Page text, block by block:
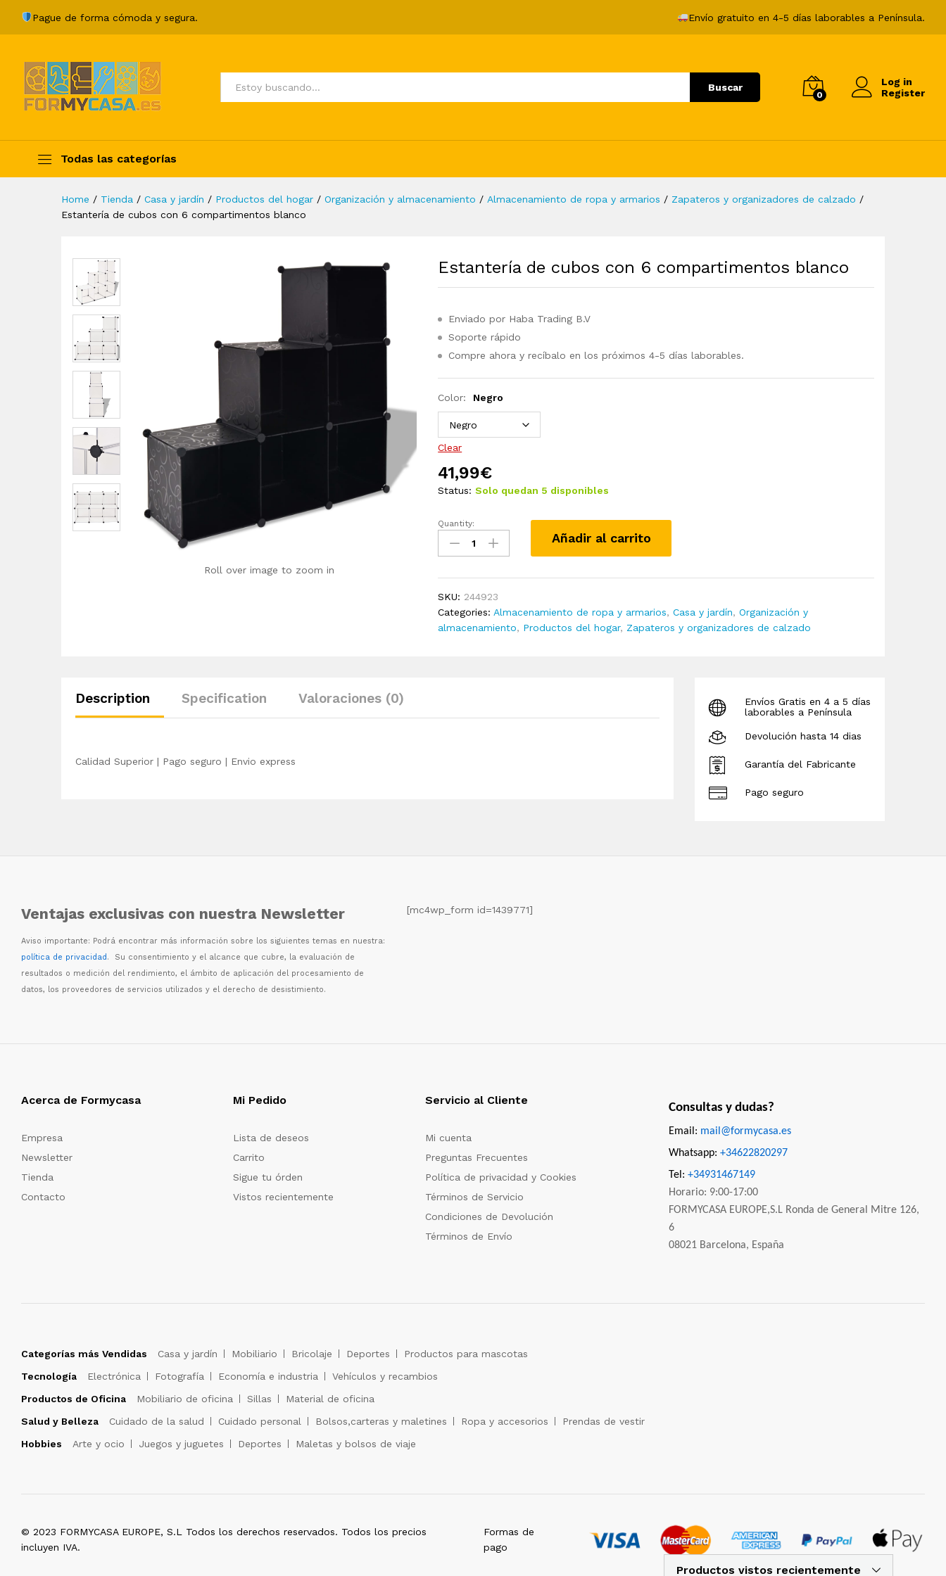
Pague de forma cómoda y segura. Envío gratuito en 4-5 días laborables a Península.
Todos Buscar
0
Log in
Register
Todas las categorías
Home / Tienda / Casa y jardín / Productos del hogar / Organización y almacenamiento / Almacenamiento de ropa y armarios / Zapateros y organizadores de calzado /
Estantería de cubos con 6 compartimentos blanco
Roll over image to zoom in
Estantería de cubos con 6 compartimentos blanco
Enviado por Haba Trading B.V
Soporte rápido
Compre ahora y recíbalo en los próximos 4-5 días laborables.
Color: Negro
Clear
41,99€
Status: Solo quedan 5 disponibles
Estantería
cubos
compartimentos
blanco
quantity
Quantity:
Añadir al carrito
SKU: 244923
Categories: Almacenamiento de ropa y armarios,Casa y jardín,Organización y
almacenamiento, Productos del hogar, Zapateros y organizadores de calzado
Description Specification Valoraciones (0)
Calidad Superior | Pago seguro | Envio express
Envíos Gratis en 4 a 5 días
laborables a Península
Devolución hasta 14 dias
Garantía del Fabricante
Pago seguro
Productos vistos recientemente
Ventajas exclusivas con nuestra Newsletter
Aviso importante: Podrá encontrar más información sobre los siguientes temas en nuestra:
política de privacidad. Su consentimiento y el alcance que cubre, la evaluación de
resultados o medición del rendimiento, el ámbito de aplicación del procesamiento de
datos, los proveedores de servicios utilizados y el derecho de desistimiento.
[mc4wp_form id=1439771]
Acerca de Formycasa
Empresa
Newsletter
Tienda
Contacto
Mi Pedido
Lista de deseos
Carrito
Sigue tu órden
Vistos recientemente
Servicio al Cliente
Mi cuenta
Preguntas Frecuentes
Política de privacidad y Cookies
Términos de Servicio
Condiciones de Devolución
Términos de Envío
Consultas y dudas?
Email: mail@formycasa.es
Whatsapp: +34622820297
Tel: +34931467149
Horario: 9:00-17:00
FORMYCASA EUROPE,S.L Ronda de General Mitre 126,
6
08021 Barcelona, España
Categorías más Vendidas Casa y jardín Mobiliario Bricolaje Deportes
Productos para mascotas
Tecnología
Electrónica Fotografía Economía e industria
Vehículos y recambios
Productos de Oficina
Mobiliario de oficina Sillas
Material de oficina
Salud y Belleza
Cuidado de la salud Cuidado personal Bolsos,carteras y maletines Ropa y accesorios
Prendas de vestir
Hobbies
Arte y ocio Juegos y juguetes Deportes Maletas y bolsos de viaje
© 2023 FORMYCASA EUROPE, S.L Todos los derechos reservados. Todos los precios
incluyen IVA.
Formas de
pago
Description Specification
41,99€ Añadir al carrito